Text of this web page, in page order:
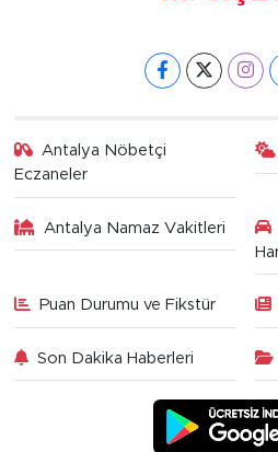
Antalya Nöbetçi
Eczaneler
Antalya Namaz Vakitleri
Puan Durumu ve Fikstür
Son Dakika Haberleri